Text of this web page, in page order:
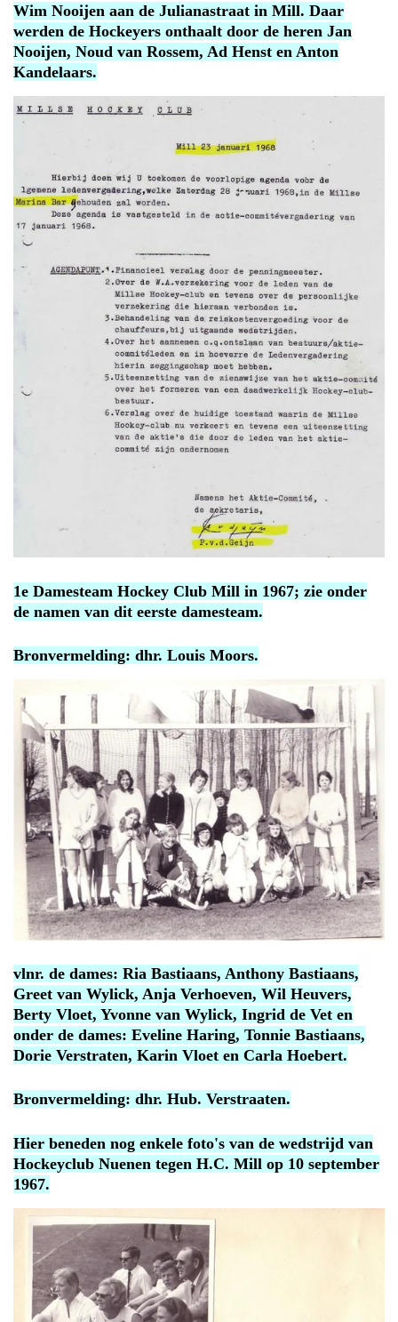
Wim Nooijen aan de Julianastraat in Mill. Daar
werden de Hockeyers onthaalt door de heren Jan
Nooijen, Noud van Rossem, Ad Henst en Anton
Kandelaars.
1e Damesteam Hockey Club Mill in 1967; zie onder
de namen van dit eerste damesteam.
Bronvermelding: dhr. Louis Moors.
vlnr. de dames: Ria Bastiaans, Anthony Bastiaans,
Greet van Wylick, Anja Verhoeven, Wil Heuvers,
Berty Vloet, Yvonne van Wylick, Ingrid de Vet en
onder de dames: Eveline Haring, Tonnie Bastiaans,
Dorie Verstraten, Karin Vloet en Carla Hoebert.
Bronvermelding: dhr. Hub. Verstraaten.
Hier beneden nog enkele foto's van de wedstrijd van
Hockeyclub Nuenen tegen H.C. Mill op 10 september
1967.